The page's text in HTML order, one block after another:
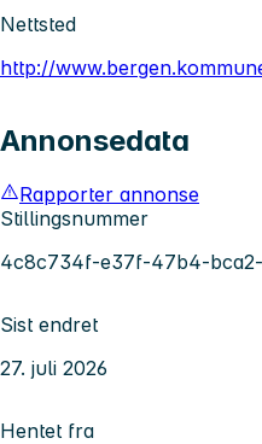
Nettsted
http://
Annonsedata
Rapporter annonse
Stillingsnummer
4c8c734f-e37f-47b4-bca2-
Sist endret
27. juli 2026
Hentet fra